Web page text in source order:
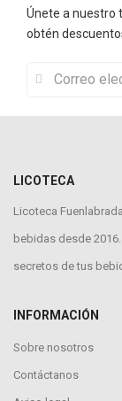
Únete a nuestro
obtén
LICOTECA
Licoteca
bebidas desde
secretos de tus
INFORMACIÓN
Sobre nosotros
Contáctanos